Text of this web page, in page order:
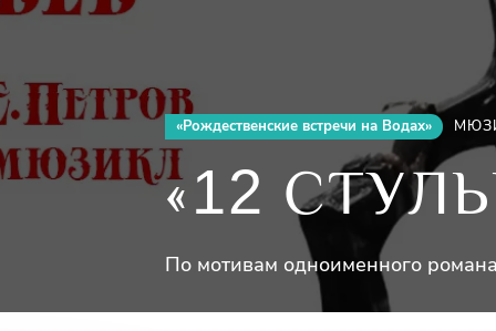
«Рождественские встречи на Водах»
«12
По мотивам одноименного